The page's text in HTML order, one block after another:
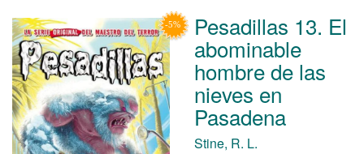
Pesadillas 13. El
abominable
hombre de las
nieves en
Pasadena
Stine, R. L.